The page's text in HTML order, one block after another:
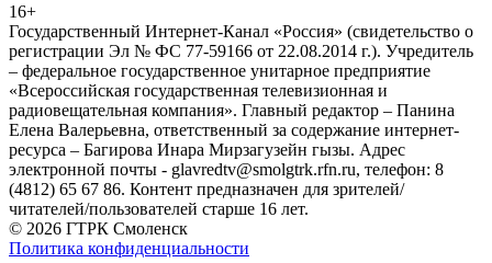
16+
Государственный Интернет-Канал «Россия» (свидетельство о
регистрации Эл № ФС 77-59166 от 22.08.2014 г.). Учредитель
– федеральное государственное унитарное предприятие
«Всероссийская государственная телевизионная и
радиовещательная компания». Главный редактор – Панина
Елена Валерьевна, ответственный за содержание интернет-
ресурса – Багирова Инара Мирзагузейн гызы. Адрес
электронной почты - glavredtv@smolgtrk.rfn.ru, телефон: 8
(4812) 65 67 86. Контент предназначен для зрителей/
читателей/пользователей старше 16 лет.
© 2026 ГТРК Смоленск
Политика конфиденциальности